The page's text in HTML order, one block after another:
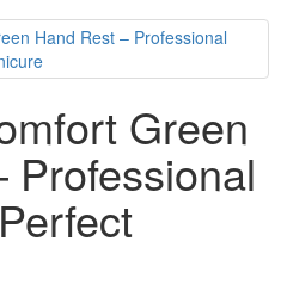
Green
Professional